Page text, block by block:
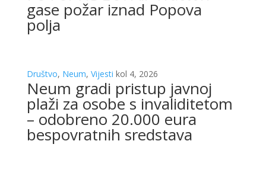
gase požar iznad Popova
polja
Društvo, Neum, Vijesti kol 4, 2026
Neum gradi pristup javnoj
plaži za osobe s invaliditetom
– odobreno 20.000 eura
bespovratnih sredstava